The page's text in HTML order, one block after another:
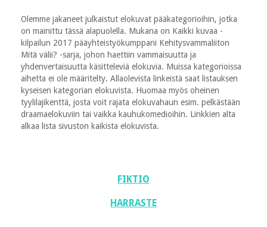
Olemme jakaneet julkaistut elokuvat pääkategorioihin, jotka
on mainittu tässä alapuolella. Mukana on Kaikki kuvaa -
kilpailun 2017 pääyhteistyökumppani Kehitysvammaliiton
Mitä välii? -sarja, johon haettiin vammaisuutta ja
yhdenvertaisuutta käsitteleviä elokuvia. Muissa kategorioissa
aihetta ei ole määritelty. Allaolevista linkeistä saat listauksen
kyseisen kategorian elokuvista. Huomaa myös oheinen
tyylilajikenttä, josta voit rajata elokuvahaun esim. pelkästään
draamaelokuviin tai vaikka kauhukomedioihin. Linkkien alta
alkaa lista sivuston kaikista elokuvista.
FIKTIO
HARRASTE